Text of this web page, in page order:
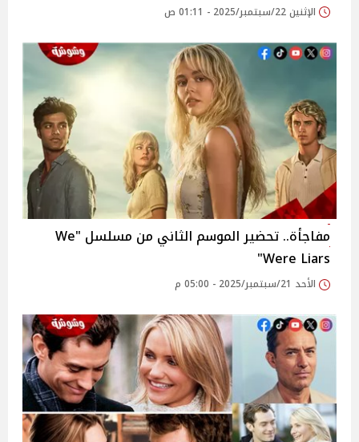
الإثنين 22/سبتمبر/2025 - 01:11 ص
مفاجأة.. تحضير الموسم الثاني من مسلسل "We
Were Liars"
الأحد 21/سبتمبر/2025 - 05:00 م